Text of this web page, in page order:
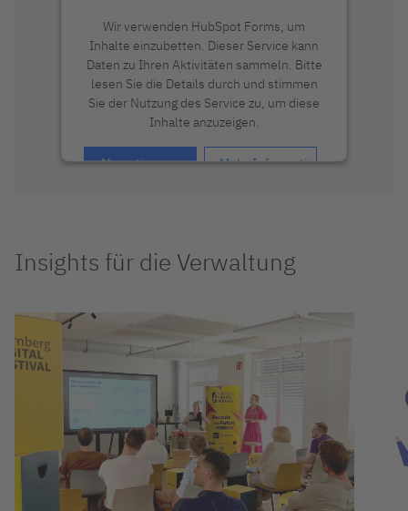
Wir verwenden HubSpot Forms, um
Inhalte einzubetten. Dieser Service kann
Daten zu Ihren Aktivitäten sammeln. Bitte
lesen Sie die Details durch und stimmen
Sie der Nutzung des Service zu, um diese
Inhalte anzuzeigen.
Mehr Informationen
Akzeptieren
Insights für die Verwaltung